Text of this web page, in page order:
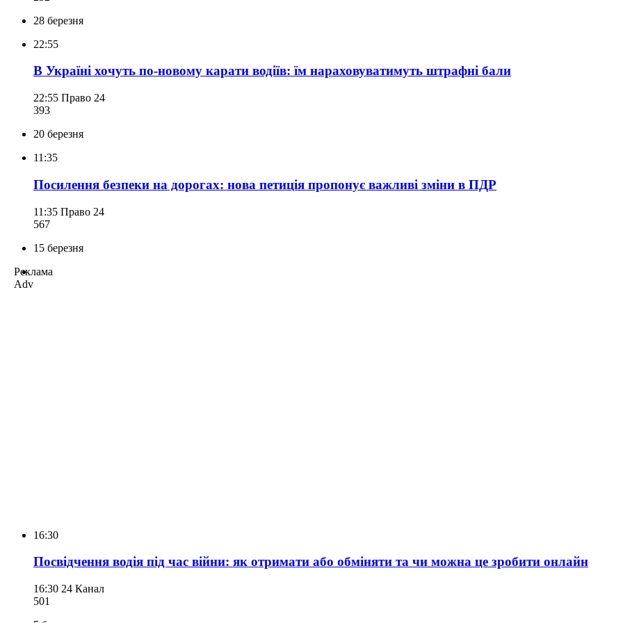
28 березня
22:55
В Україні хочуть по-новому карати водіїв: їм нараховуватимуть штрафні бали
22:55 Право 24
393
20 березня
11:35
Посилення безпеки на дорогах: нова петиція пропонує важливі зміни в ПДР
11:35 Право 24
567
15 березня
Реклама
Adv
16:30
Посвідчення водія під час війни: як отримати або обміняти та чи можна це зробити онлайн
16:30 24 Канал
501